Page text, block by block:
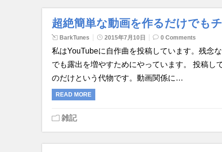
超絶簡単な動画を作るだけでも
BarkTunes 2015年7月10日 0 Comments
私はYouTubeに自作曲を投稿しています。残念
でも露出を増やすためにやっています。 投稿し
のだけという代物です。動画関係に…
READ MORE
雑記